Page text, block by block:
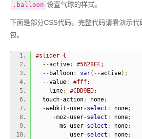
.balloon 设置气球的样式。
下面是部分CSS代码，完整代码请看演示
包。
#slider {
--active:
#5628EE;
-- balloon: var(--active);
--value:
#fff;
-- line:
#CDD9ED;
touch-action: none;
-webkit -user-select : none;
-moz-user-select : none;
-ms -user-select : none;
user-select : none;